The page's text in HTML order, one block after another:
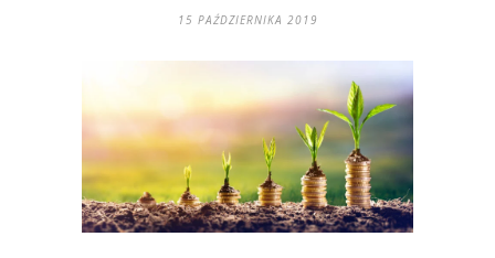
15 PAŹDZIERNIKA 2019